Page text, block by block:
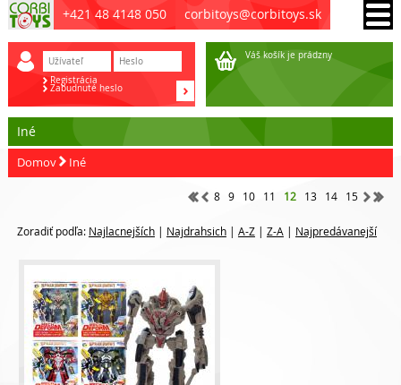
+421 48 4148 050 corbitoys@corbitoys.sk
Registrácia
Zabudnuté heslo
Váš košík je prádzny
Iné
Domov Iné
8 9 10 11 12 13 14 15
Zoradiť podľa: Najlacnejších| Najdrahsich| A-Z| Z-A | Najpredávanejší